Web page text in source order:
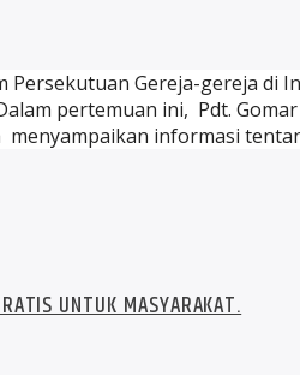
Gereja-gereja di
pertemuan ini, Pdt.
informasi
UNTUK MASYARAKAT.